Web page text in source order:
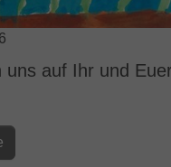
uns auf Ihr und Euer